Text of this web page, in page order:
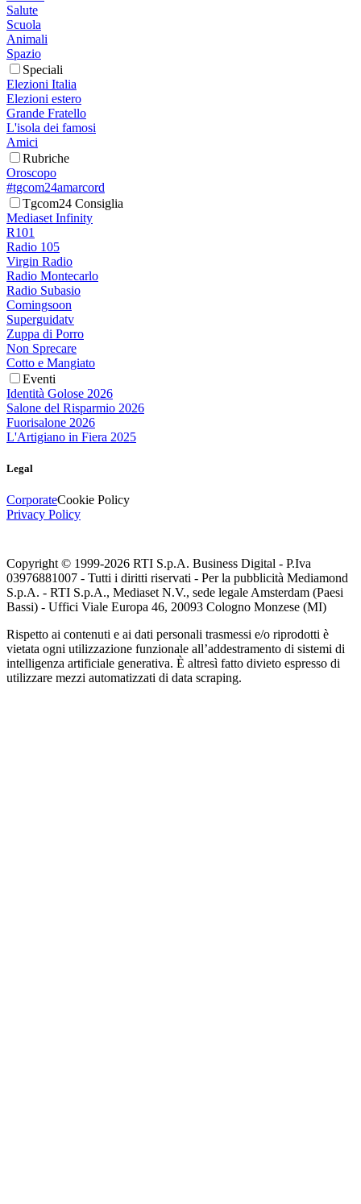
Salute
Scuola
Animali
Spazio
Speciali
Elezioni Italia
Elezioni estero
Grande Fratello
L'isola dei famosi
Amici
Rubriche
Oroscopo
#tgcom24amarcord
Tgcom24 Consiglia
Mediaset Infinity
R101
Radio 105
Virgin Radio
Radio Montecarlo
Radio Subasio
Comingsoon
Superguidatv
Zuppa di Porro
Non Sprecare
Cotto e Mangiato
Eventi
Identità Golose 2026
Salone del Risparmio 2026
Fuorisalone 2026
L'Artigiano in Fiera 2025
Legal
CorporateCookie Policy
Privacy Policy
Copyright © 1999-2026 RTI S.p.A. Business Digital - P.Iva
03976881007 - Tutti i diritti riservati - Per la pubblicità Mediamond
S.p.A. - RTI S.p.A., Mediaset N.V., sede legale Amsterdam (Paesi
Bassi) - Uffici Viale Europa 46, 20093 Cologno Monzese (MI)
Rispetto ai contenuti e ai dati personali trasmessi e/o riprodotti è
vietata ogni utilizzazione funzionale all’addestramento di sistemi di
intelligenza artificiale generativa. È altresì fatto divieto espresso di
utilizzare mezzi automatizzati di data scraping.